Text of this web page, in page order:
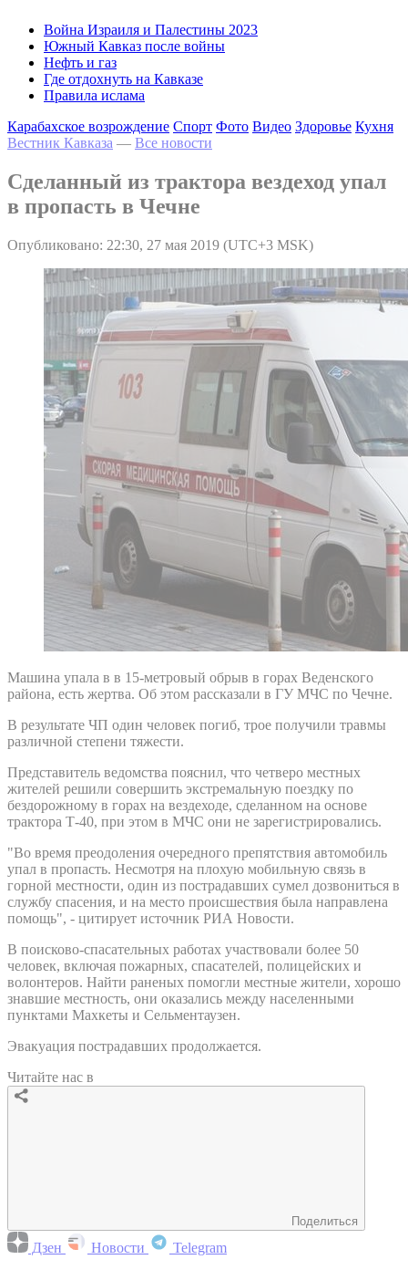
Война Израиля и Палестины 2023
Южный Кавказ после войны
Нефть и газ
Где отдохнуть на Кавказе
Правила ислама
Карабахское возрождение Спорт Фото Видео Здоровье Кухня
Вестник Кавказа — Все новости
Сделанный из трактора вездеход упал
в пропасть в Чечне
Опубликовано: 22:30, 27 мая 2019 (UTC+3 MSK)
Машина упала в в 15-метровый обрыв в горах Веденского
района, есть жертва. Об этом рассказали в ГУ МЧС по Чечне.
В результате ЧП один человек погиб, трое получили травмы
различной степени тяжести.
Представитель ведомства пояснил, что четверо местных
жителей решили совершить экстремальную поездку по
бездорожному в горах на вездеходе, сделанном на основе
трактора Т-40, при этом в МЧС они не зарегистрировались.
"Во время преодоления очередного препятствия автомобиль
упал в пропасть. Несмотря на плохую мобильную связь в
горной местности, один из пострадавших сумел дозвониться в
службу спасения, и на место происшествия была направлена
помощь", - цитирует источник РИА Новости.
В поисково-спасательных работах участвовали более 50
человек, включая пожарных, спасателей, полицейских и
волонтеров. Найти раненых помогли местные жители, хорошо
знавшие местность, они оказались между населенными
пунктами Махкеты и Сельментаузен.
Эвакуация пострадавших продолжается.
Читайте нас в
Поделиться
Дзен Новости Telegram